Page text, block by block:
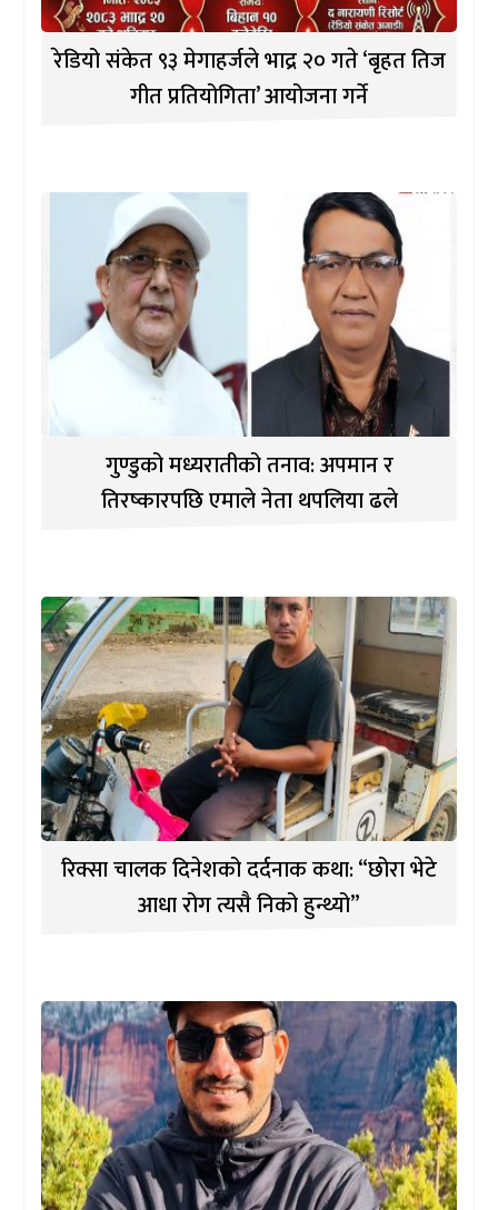
रेडियो संकेत ९३ मेगाहर्जले भाद्र २० गते ‘बृहत तिज
गीत प्रतियोगिता’ आयोजना गर्ने
गुण्डुको मध्यरातीको तनाव: अपमान र
तिरष्कारपछि एमाले नेता थपलिया ढले
रिक्सा चालक दिनेशको दर्दनाक कथा: “छोरा भेटे
आधा रोग त्यसै निको हुन्थ्यो”